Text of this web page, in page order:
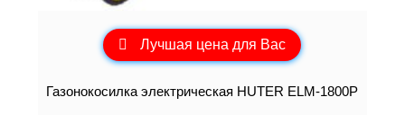
Лучшая цена для Вас
Газонокосилка электрическая HUTER ELM-1800P